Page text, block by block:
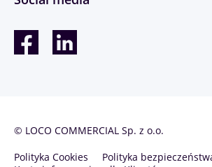
© LOCO COMMERCIAL Sp. z o.o.
Polityka Cookies
Polityka